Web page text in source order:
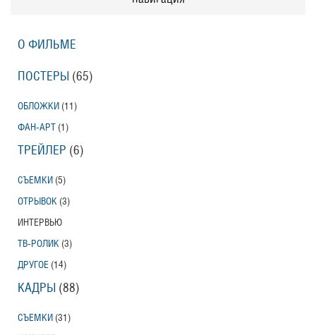
О ФИЛЬМЕ
ПОСТЕРЫ (65)
ОБЛОЖКИ (11)
ФАН-АРТ (1)
ТРЕЙЛЕР (6)
СЪЕМКИ (5)
ОТРЫВОК (3)
ИНТЕРВЬЮ
ТВ-РОЛИК (3)
ДРУГОЕ (14)
КАДРЫ (88)
СЪЕМКИ (31)